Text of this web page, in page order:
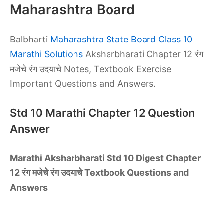
Maharashtra Board
Balbharti Maharashtra State Board Class 10
Marathi Solutions Aksharbharati Chapter 12 रंग
मजेचे रंग उदयाचे Notes, Textbook Exercise
Important Questions and Answers.
Std 10 Marathi Chapter 12 Question
Answer
Marathi Aksharbharati Std 10 Digest Chapter
12 रंग मजेचे रंग उदयाचे Textbook Questions and
Answers